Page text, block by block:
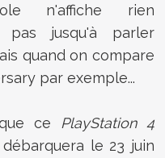
n'affiche rien
pas jusqu'à parler
quand on compare
par exemple...
ce
PlayStation 4
le 23 juin